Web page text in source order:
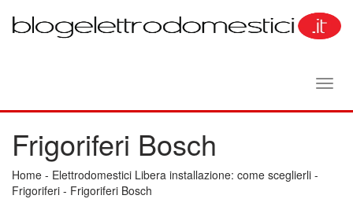
Frigoriferi Bosch
Home - Elettrodomestici Libera installazione: come sceglierli -
Frigoriferi - Frigoriferi Bosch